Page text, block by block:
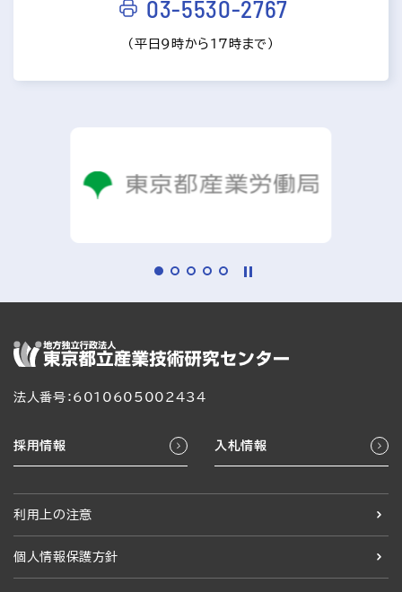
03-5530-2767
（平日9時から17時まで）
法人番号：6010605002434
採用情報 入札情報
利用上の注意
個人情報保護方針